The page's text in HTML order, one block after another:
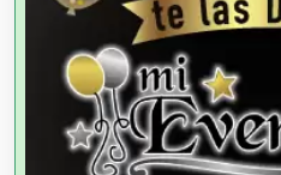
Artículos Deportivos
Artículos